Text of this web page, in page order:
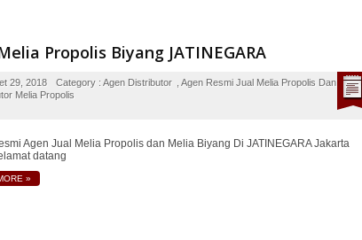
Propolis Biyang JATINEGARA
29, 2018 Category : Agen Distributor
Agen Resmi Jual Melia Propolis Dan Melia
Melia Propolis
Agen Jual Melia Propolis dan Melia Biyang Di JATINEGARA Jakarta
datang
»